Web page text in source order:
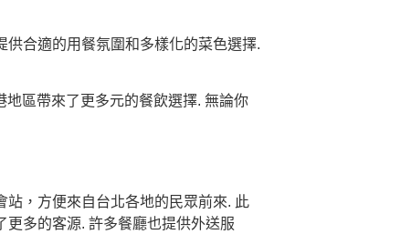
合適的用餐氛圍和多樣化的菜色選擇.
區帶來了更多元的餐飲選擇. 無論你
，方便來自台北各地的民眾前來. 此
多的客源. 許多餐廳也提供外送服